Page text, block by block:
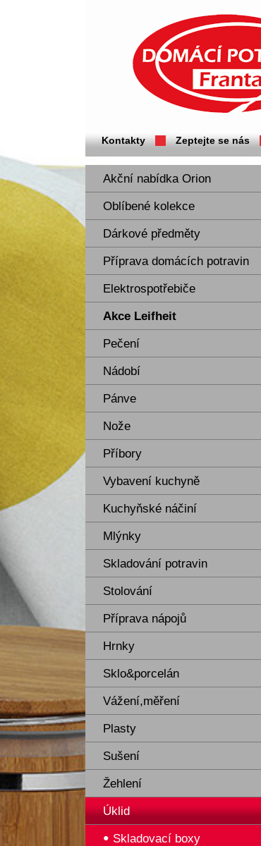
Kontakty Zeptejte se nás
Akční nabídka Orion
Oblíbené kolekce
Dárkové předměty
Příprava domácích potravin
Elektrospotřebiče
Akce Leifheit
Pečení
Nádobí
Pánve
Nože
Příbory
Vybavení kuchyně
Kuchyňské náčiní
Mlýnky
Skladování potravin
Stolování
Příprava nápojů
Hrnky
Sklo&porcelán
Vážení,měření
Plasty
Sušení
Žehlení
Úklid
Skladovací boxy